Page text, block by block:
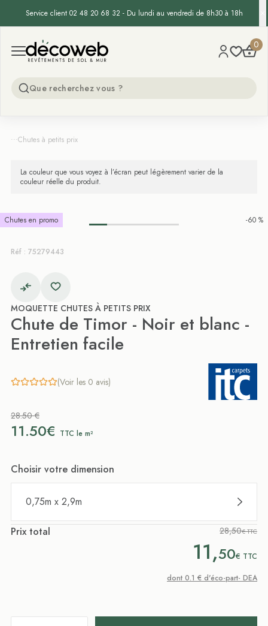
Service client 02 48 20 68 32 - Du lundi au vendredi de 8h30 à 18h
Open menu
Decoweb 0
...Chutes à petits prix
La couleur que vous voyez à l’écran peut légèrement varier de la
couleur réelle du produit.
Chutes en promo -60 %
Réf : 75279443
MOQUETTE CHUTES À PETITS PRIX
Chute de Timor - Noir et blanc -
Entretien facile
(Voir les 0 avis)
28.50 €
11.50€ TTC le m²
Choisir votre dimension
0,75m x 2,9m
Prix total 28,50€ TTC
11,50€ TTC
dont 0.1 € d'éco-part- DEA